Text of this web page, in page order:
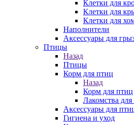
Клетки для
Клетки для
Клетки для
Наполнители
Аксессуары для
Птицы
Назад
Птицы
Корм для птиц
Назад
Корм для птиц
Лакомства
Аксессуары для
Гигиена и уход